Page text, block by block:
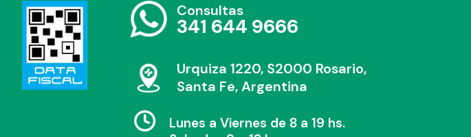
Consultas
341 644 9666
Urquiza 1220, S2000 Rosario,
Santa Fe, Argentina
Lunes a Viernes de 8 a 19 hs.